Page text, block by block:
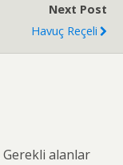
Next Post
Havuç Reçeli
Gerekli alanlar